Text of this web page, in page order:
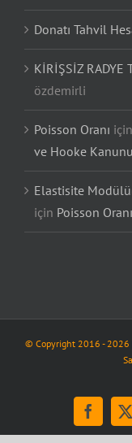
Donatı Tahvil
KİRİŞSİZ RADYE
özdemirli
Poisson Oranı için
ve Hooke
Elastisite
için Poisson
© Copyright 2016 -2026
X